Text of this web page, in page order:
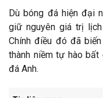
Dù bóng đá hiện đại
giữ nguyên giá trị
Chính điều đó đã biến
thành niềm tự hào
đá Anh.